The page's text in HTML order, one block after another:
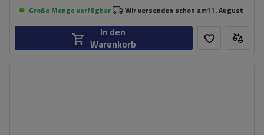
Große Menge verfügbar Wir versenden schon am11. August
In den
Warenkorb